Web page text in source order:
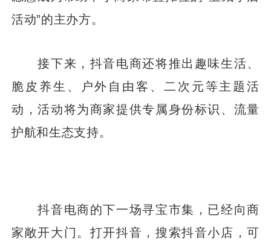
活动”的主办方。
接下来，抖音电商还将推出趣味生活、
脆皮养生、户外自由客、二次元等主题活
动，活动将为商家提供专属身份标识、流量
护航和生态支持。
抖音电商的下一场寻宝市集，已经向商
家敞开大门。打开抖音，搜索抖音小店，可